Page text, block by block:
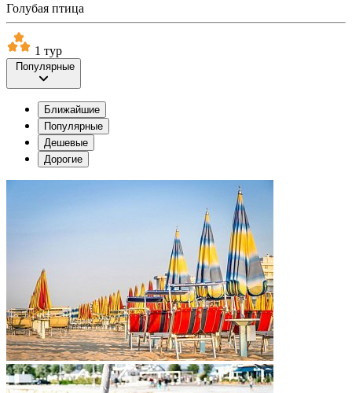
Голубая птица
1 тур
Популярные
Ближайшие
Популярные
Дешевые
Дорогие